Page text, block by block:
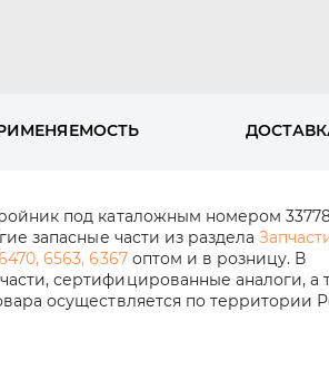
под каталожным номером
запасные части из раздела
6563, 6367оптом и в розницу. В
сертифицированные аналоги, а
осуществляется по территории